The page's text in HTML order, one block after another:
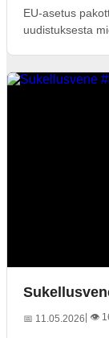
EU-asetus
uudistuksesta
📅 11.05.2026 | 👁️